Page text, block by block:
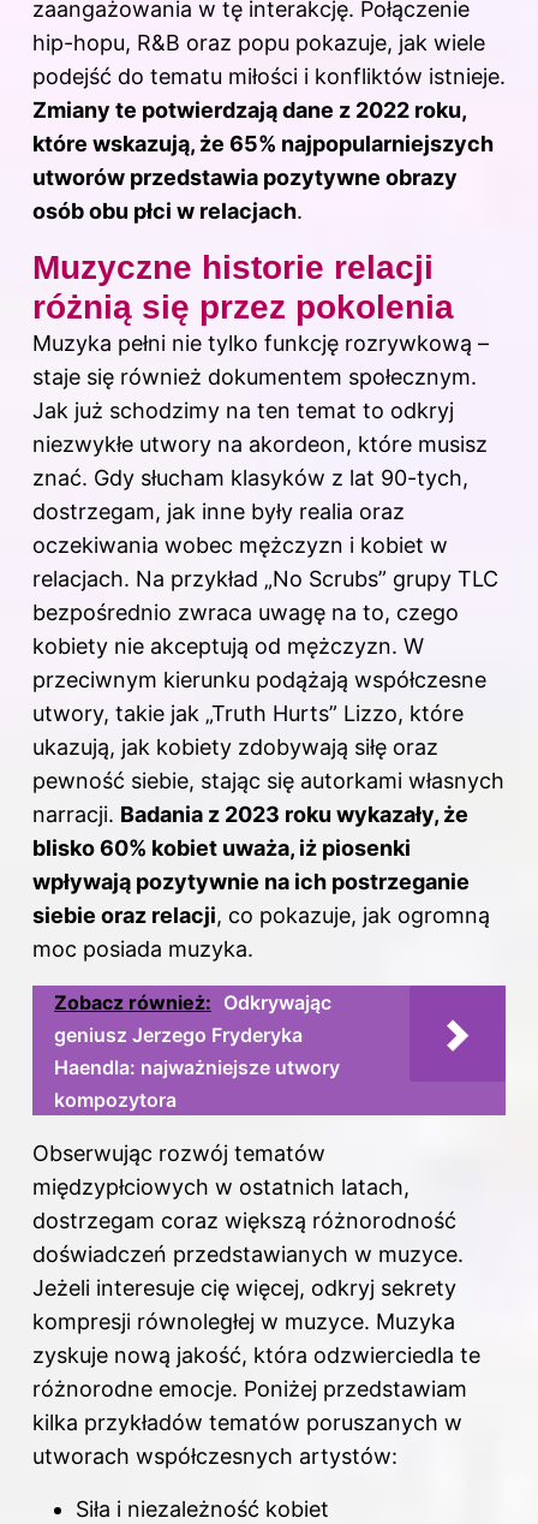
zaangażowania w tę interakcję. Połączenie
hip-hopu, R&B oraz popu pokazuje, jak wiele
podejść do tematu miłości i konfliktów istnieje.
Zmiany te potwierdzają dane z 2022 roku,
które wskazują, że 65% najpopularniejszych
utworów przedstawia pozytywne obrazy
osób obu płci w relacjach.
Muzyczne historie relacji
różnią się przez pokolenia
Muzyka pełni nie tylko funkcję rozrywkową –
staje się również dokumentem społecznym.
Jak już schodzimy na ten temat to odkryj
niezwykłe utwory na akordeon, które musisz
znać. Gdy słucham klasyków z lat 90-tych,
dostrzegam, jak inne były realia oraz
oczekiwania wobec mężczyzn i kobiet w
relacjach. Na przykład „No Scrubs” grupy TLC
bezpośrednio zwraca uwagę na to, czego
kobiety nie akceptują od mężczyzn. W
przeciwnym kierunku podążają współczesne
utwory, takie jak „Truth Hurts” Lizzo, które
ukazują, jak kobiety zdobywają siłę oraz
pewność siebie, stając się autorkami własnych
narracji. Badania z 2023 roku wykazały, że
blisko 60% kobiet uważa, iż piosenki
wpływają pozytywnie na ich postrzeganie
siebie oraz relacji, co pokazuje, jak ogromną
moc posiada muzyka.
Zobacz również: Odkrywając
geniusz Jerzego Fryderyka
Haendla: najważniejsze utwory
kompozytora
Obserwując rozwój tematów
międzypłciowych w ostatnich latach,
dostrzegam coraz większą różnorodność
doświadczeń przedstawianych w muzyce.
Jeżeli interesuje cię więcej, odkryj sekrety
kompresji równoległej w muzyce. Muzyka
zyskuje nową jakość, która odzwierciedla te
różnorodne emocje. Poniżej przedstawiam
kilka przykładów tematów poruszanych w
utworach współczesnych artystów:
Siła i niezależność kobiet